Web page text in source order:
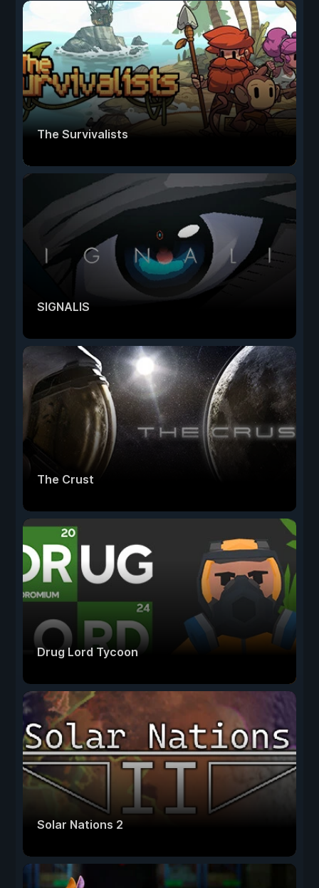
The Survivalists
SIGNALIS
The Crust
Drug Lord Tycoon
Solar Nations 2